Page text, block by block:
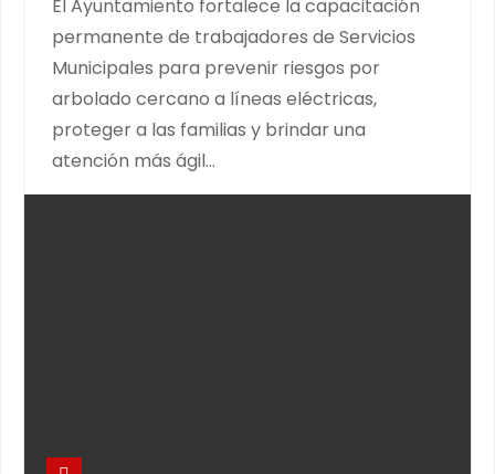
El Ayuntamiento fortalece la capacitación
permanente de trabajadores de Servicios
Municipales para prevenir riesgos por
arbolado cercano a líneas eléctricas,
proteger a las familias y brindar una
atención más ágil…